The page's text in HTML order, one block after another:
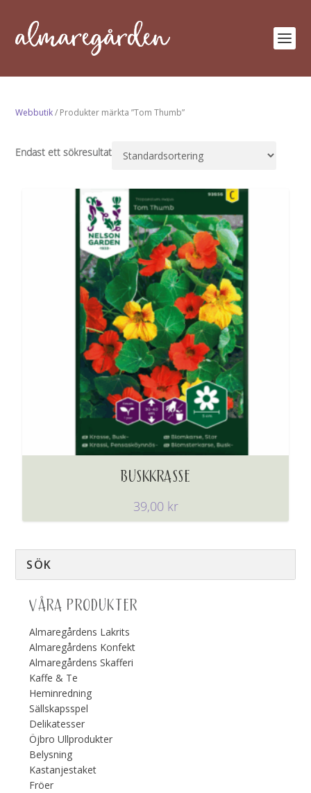
Webbutik/ Produkter märkta ”Tom Thumb”
Endast ett sökresultat
BUSKKRASSE
39,00 kr
VÅRA PRODUKTER
Almaregårdens Lakrits
Almaregårdens Konfekt
Almaregårdens Skafferi
Kaffe & Te
Heminredning
Sällskapsspel
Delikatesser
Öjbro Ullprodukter
Belysning
Kastanjestaket
Fröer